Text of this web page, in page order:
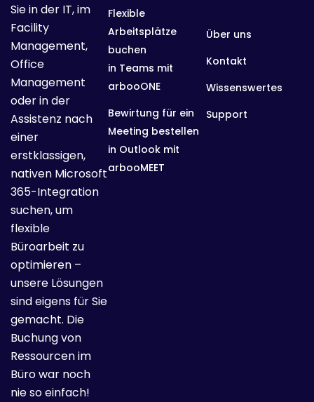
Sie in der IT, im
Facility
Management,
Office
Management
oder in der
Assistenz nach
einer
erstklassigen,
nativen Microsoft
365-Integration
suchen, um
flexible
Büroarbeit zu
optimieren –
unsere Lösungen
sind eigens für Sie
gemacht. Die
Buchung von
Ressourcen im
Büro war noch
nie so einfach!
Flexible
Arbeitsplätze
buchen
in Teams mit
arbooONE
Bewirtung für ein
Meeting bestellen
in Outlook mit
arbooMEET
Über uns
Kontakt
Wissenswertes
Support